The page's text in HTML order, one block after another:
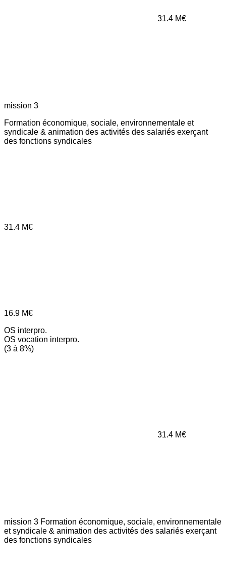
31.4 M€
mission 3
Formation économique, sociale, environnementale et
syndicale & animation des activités des salariés exerçant
des fonctions syndicales
31.4 M€
16.9 M€
OS interpro.
OS vocation interpro.
(3 à 8%)
31.4 M€
mission 3 Formation économique, sociale, environnementale
et syndicale & animation des activités des salariés exerçant
des fonctions syndicales